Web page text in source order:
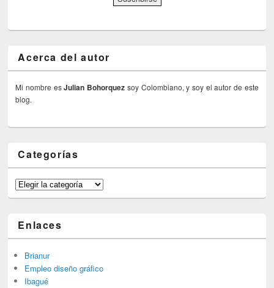
Acerca del autor
Mi nombre esJulian Bohorquez soy Colombiano, y soy el autor de este
blog.
Categorías
Categorías
Enlaces
Brianur
Empleo diseño gráfico
Ibagué